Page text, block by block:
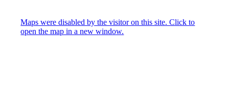
Maps were disabled by the visitor on this site. Click to
open the map in a new window.